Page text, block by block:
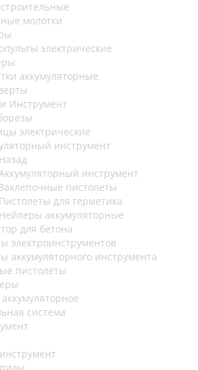
молотки
электрические
аккумуляторные
Инструмент
электрические
инструмент
Назад
Аккумуляторный инструмент
Заклепочные пистолеты
Пистолеты для герметика
Нейлеры аккумуляторные
для бетона
электроинструментов
аккумуляторного инструмента
пистолеты
система